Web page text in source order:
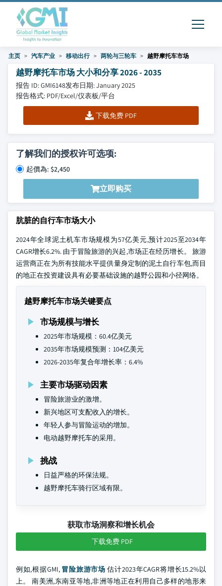
主页 汽车产业 移动出行 两轮与三轮车 越野摩托车市场
越野摩托车市场 大小和分享 2026 - 2035
报告 ID: GMI6148发布日期: January 2025
报告格式: PDF/Excel/仪表板/平台
下载免费 PDF
了解我们的授权许可选项:
起價為: $2,450
立即购买
肮脏的自行车市场大小
2024年全球泥土机车市场规模为57亿美元,预计2025至2034年
CAGR增长6.2%. 由于冒险旅游的兴起,市场正在经历增长。 旅游
运营商正在为所有技能水平提供量身定制的泥土自行车包,而目
的地正在投资建设具有必要基础设施的越野公园和小径网络。
越野摩托车市场关键要点
市场规模与增长
2025年市场规模：60.4亿美元
2035年市场规模预测：104亿美元
2026-2035年复合年增长率：6.4%
主要市场驱动因素
冒险旅游业的激增。
新兴地区可支配收入的增长。
年轻人参与冒险运动的增加。
电动越野摩托车的采用。
挑战
日益严格的环保法规。
越野摩托车骑行区域有限。
获取市场洞察和增长机会
下载免费 PDF
例如,根据GMI, 冒险旅游市场 估计2023年CAGR将增长15.2%以
上。 南美洲,东南亚等地,非洲等地正在利用自己多样的地形来